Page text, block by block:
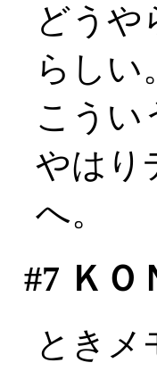
どうや
らしい
こうい
やはり
へ。
#7 ＫＯ
ときメ